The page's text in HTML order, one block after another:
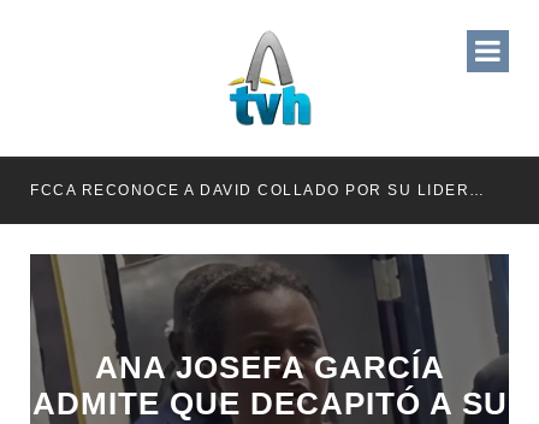
FCCA RECONOCE A DAVID COLLADO POR SU LIDERAZGO EN EL CRECIMIENTO DE LA INDUSTRIA DE CRUCEROS EN RD
ANA JOSEFA GARCÍA
ADMITE QUE DECAPITÓ A SU